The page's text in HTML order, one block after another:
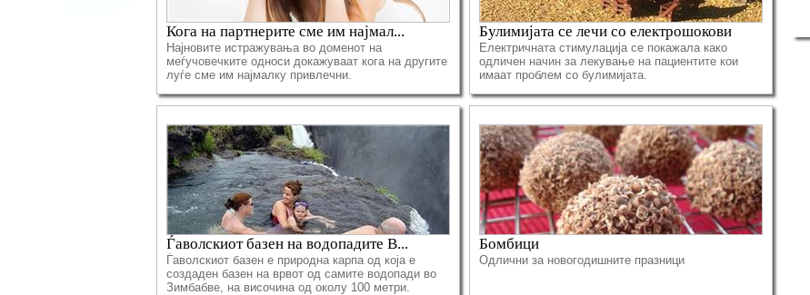
Кога на партнерите сме им најмал...
Најновите истражувања во доменот на
меѓучовечките односи докажуваат кога на другите
луѓе сме им најмалку привлечни.
Булимијата се лечи со електрошокови
Електричната стимулација се покажала како
одличен начин за лекување на пациентите кои
имаат проблем со булимијата.
Ѓаволскиот базен на водопадите В...
Ѓаволскиот базен e природна карпа од која е
создаден базен на врвот од самите водопади во
Зимбабве, на височина од околу 100 метри.
Бомбици
Oдлични за новогодишните празници